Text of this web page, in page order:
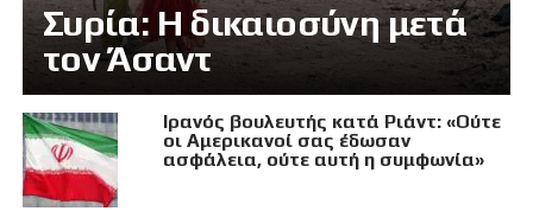
Συρία: Η δικαιοσύνη μετά
τον Άσαντ
Ιρανός βουλευτής κατά Ριάντ: «Ούτε
οι Αμερικανοί σας έδωσαν
ασφάλεια, ούτε αυτή η συμφωνία»